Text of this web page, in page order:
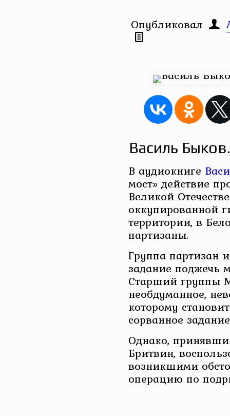
Опубликовал
Василь
В аудиокниге
мост» действие
Великой
оккупированной
территории, в
партизаны.
Группа партизан
задание поджечь
Старший группы
необдуманное,
которому
сорванное
Однако,
Бритвин,
возникшими
операцию по